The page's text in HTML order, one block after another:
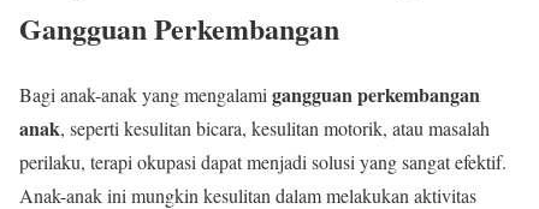
Gangguan Perkembangan
Bagi anak-anak yang mengalami gangguan perkembangan
anak, seperti kesulitan bicara, kesulitan motorik, atau masalah
perilaku, terapi okupasi dapat menjadi solusi yang sangat efektif.
Anak-anak ini mungkin kesulitan dalam melakukan aktivitas